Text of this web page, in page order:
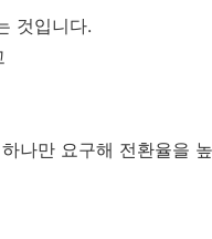
것입니다.
만 요구해 전환율을